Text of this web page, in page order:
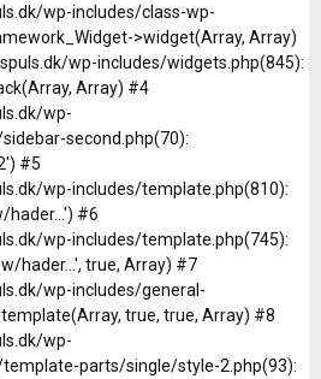
wp-includes/class-wp-
>widget(Array, Array)
wp-includes/widgets.php(845):
Array) #4
wp-
second.php(70):
#5
wp-includes/template.php(810):
#6
wp-includes/template.php(745):
hader...', true, Array) #7
wp-includes/general-
true, true, Array) #8
wp-
parts/single/style-2.php(93):